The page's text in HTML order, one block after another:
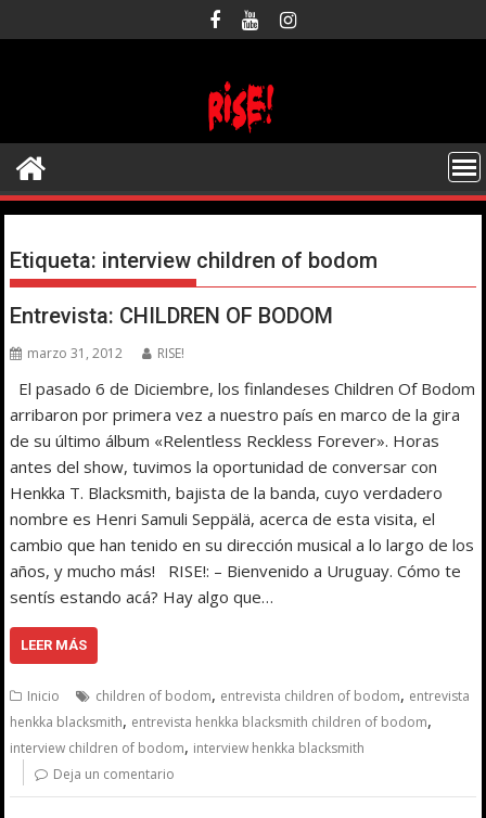
al
Etiqueta: interview children of bodom
Entrevista: CHILDREN OF BODOM
marzo 31, 2012 RISE!
El pasado 6 de Diciembre, los finlandeses Children Of Bodom
arribaron por primera vez a nuestro país en marco de la gira
de su último álbum «Relentless Reckless Forever». Horas
antes del show, tuvimos la oportunidad de conversar con
Henkka T. Blacksmith, bajista de la banda, cuyo verdadero
nombre es Henri Samuli Seppälä, acerca de esta visita, el
cambio que han tenido en su dirección musical a lo largo de los
años, y mucho más! RISE!: – Bienvenido a Uruguay. Cómo te
sentís estando acá? Hay algo que…
LEER MÁS
Inicio children of bodom, entrevista children of bodom, entrevista
henkka blacksmith, entrevista henkka blacksmith children of bodom,
interview children of bodom, interview henkka blacksmith
Deja un comentario